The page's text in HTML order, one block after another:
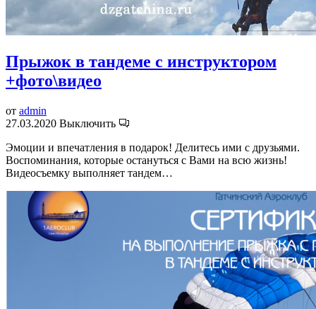
Прыжок в тандеме с инструктором
+фото\видео
от admin
27.03.2020 Выключить
Эмоции и впечатления в подарок! Делитесь ими с друзьями.
Воспоминания, которые остануться с Вами на всю жизнь!
Видеосъемку выполняет тандем…